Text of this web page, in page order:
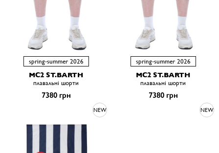
spring-summer 2026
MC2 ST.BARTH
плавальні шорти
7380 грн
spring-summer 2026
MC2 ST.BARTH
плавальні шорти
7380 грн
NEW NEW